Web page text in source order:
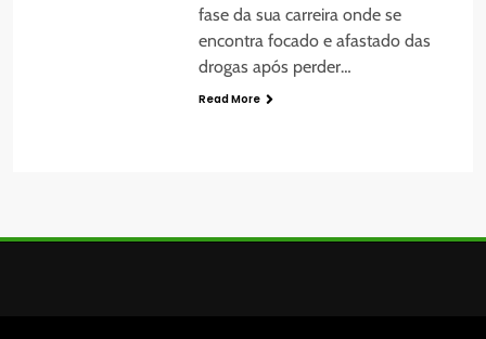
fase da sua carreira onde se
encontra focado e afastado das
drogas após perder…
Read More